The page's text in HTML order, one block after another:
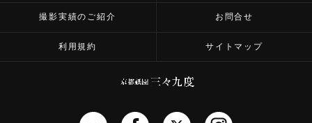
撮影実績のご紹介 お問合せ
利用規約 サイトマップ